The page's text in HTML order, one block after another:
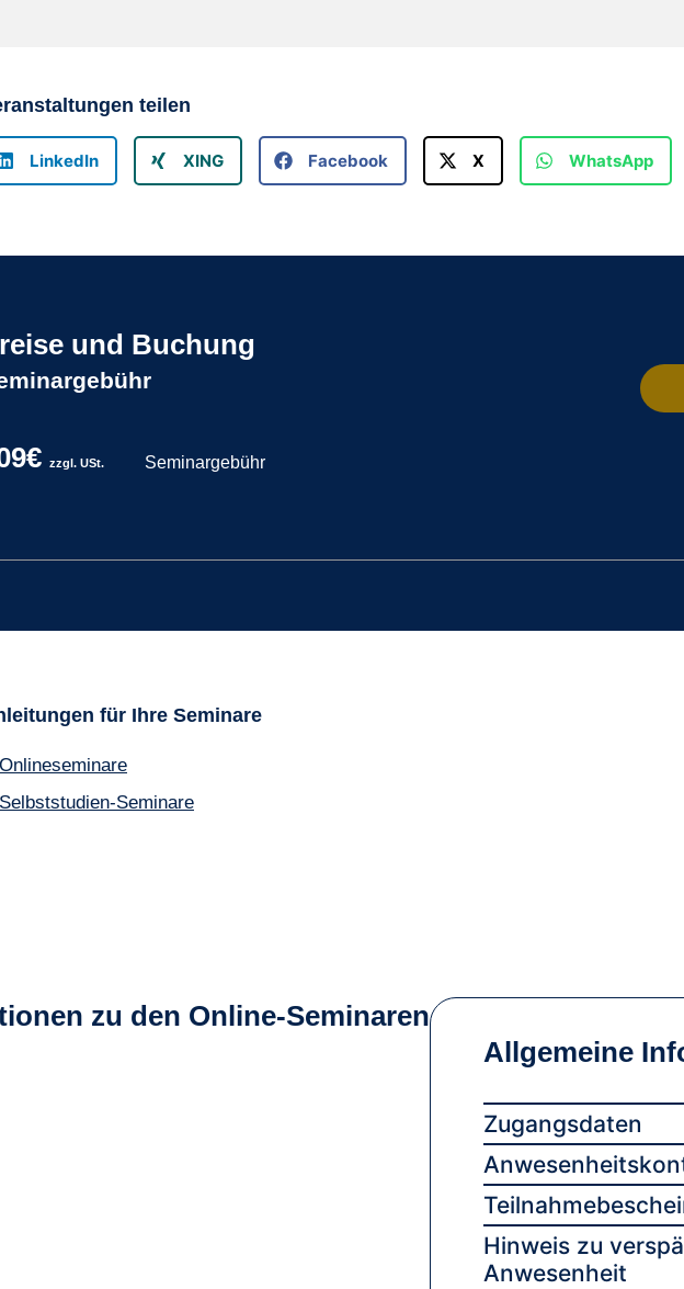
teilen
LinkedIn XING Facebook X WhatsApp
und Buchung
zzgl. USt. Seminargebühr
für Ihre Seminare
Onlineseminare
Selbststudien-Seminare
zu den Online-Seminaren
Allgemeine
Zugangsdaten
Hinweis zu
Anwesenheit